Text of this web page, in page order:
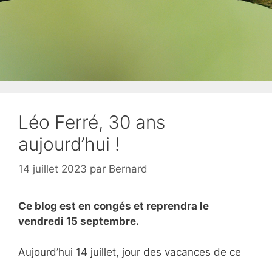
Léo Ferré, 30 ans
aujourd’hui !
14 juillet 2023 par Bernard
Ce blog est en congés et reprendra le
vendredi 15 septembre.
Aujourd’hui 14 juillet, jour des vacances de ce